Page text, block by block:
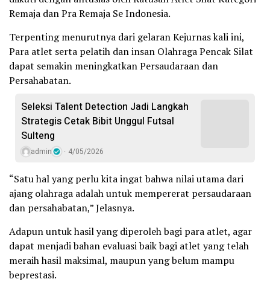
Remaja dan Pra Remaja Se Indonesia.
Terpenting menurutnya dari gelaran Kejurnas kali ini,
Para atlet serta pelatih dan insan Olahraga Pencak Silat
dapat semakin meningkatkan Persaudaraan dan
Persahabatan.
Seleksi Talent Detection Jadi Langkah
Strategis Cetak Bibit Unggul Futsal
Sulteng
admin 4/05/2026
“Satu hal yang perlu kita ingat bahwa nilai utama dari
ajang olahraga adalah untuk mempererat persaudaraan
dan persahabatan,” Jelasnya.
Adapun untuk hasil yang diperoleh bagi para atlet, agar
dapat menjadi bahan evaluasi baik bagi atlet yang telah
meraih hasil maksimal, maupun yang belum mampu
beprestasi.